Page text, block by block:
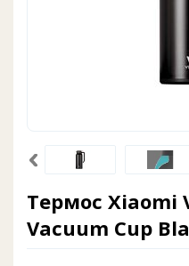
Термос Xiaomi
Vacuum Cup